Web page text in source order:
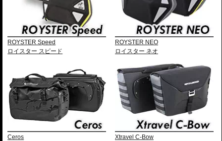
ROYSTER Speed
ロイスター スピード
ROYSTER NEO
ロイスター ネオ
Ceros
Xtravel C-Bow